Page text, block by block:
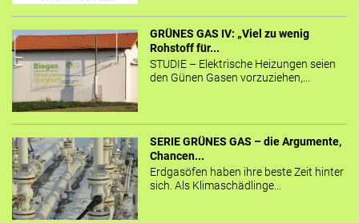
GRÜNES GAS IV: „Viel zu wenig
Rohstoff für...
STUDIE – Elektrische Heizungen seien
den Günen Gasen vorzuziehen,...
SERIE GRÜNES GAS – die Argumente,
Chancen...
Erdgasöfen haben ihre beste Zeit hinter
sich. Als Klimaschädlinge...